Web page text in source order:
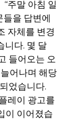
주말 아침 일
들을 답변에
자체를 변경
니다. 몇 달
들어오는 오
어나며 해당
었습니다.
레이 광고를
이 이어졌습